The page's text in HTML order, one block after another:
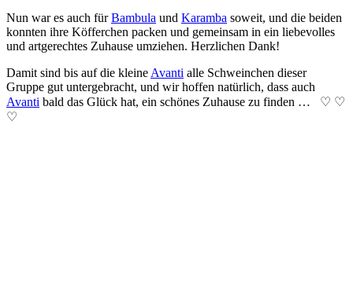
Nun war es auch fürBam­bu­la und Ka­ramba so­weit, und die bei­den
konn­ten ihre Köff­er­chen pack­en und ge­mein­sam in ein lie­be­voll­es
und art­ge­rech­tes Zu­hau­se um­zieh­en. Herz­lich­en Dank!
Damit sind bis auf die klei­ne Avanti alle Schwein­chen die­ser
Gruppe gut un­ter­gebracht, und wir hoff­en na­tür­lich, dass auch
Avanti bald das Glück hat, ein schön­es Zu­hau­se zu fin­den … ♡ ♡
♡